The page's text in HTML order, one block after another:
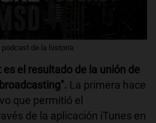
podcast de la historia.
es el resultado de la unión de
La primera hace
que permitió el
de la aplicación iTunes en